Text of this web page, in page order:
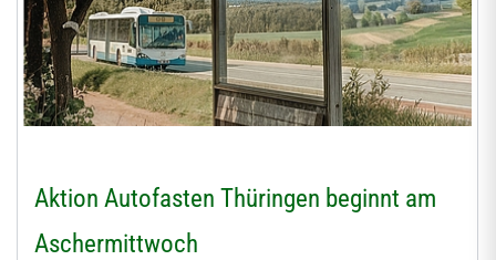
Aktion Autofasten Thüringen beginnt am
Aschermittwoch